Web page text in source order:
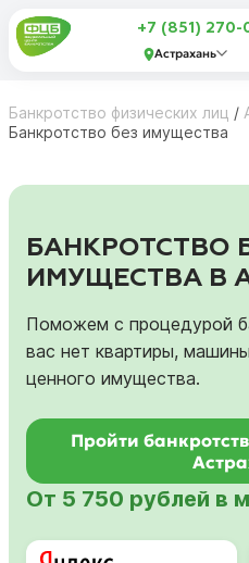
+7 (851) 270-
Астрахань
Банкротство физических лиц /
Банкротство без имущества
БАНКРОТСТВО
ИМУЩЕСТВА В
Поможем с процедурой
вас нет квартиры,
ценного имущества.
Пройти
От 5 750 рублей в